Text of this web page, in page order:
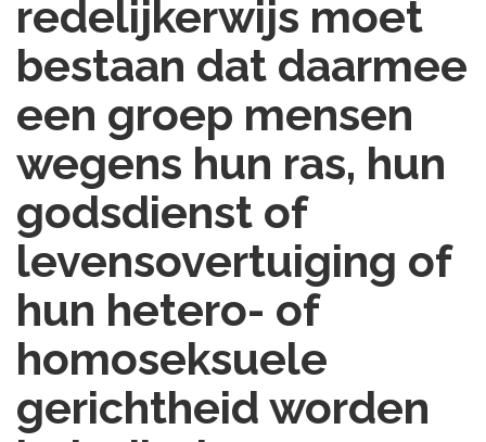
redelijkerwijs moet
bestaan dat daarmee
een groep mensen
wegens hun ras, hun
godsdienst of
levensovertuiging of
hun hetero- of
homoseksuele
gerichtheid worden